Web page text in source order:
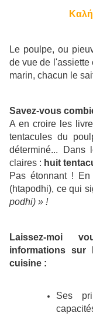
Le poulpe, ou
de vue de l'assiette
marin, chacun le
Savez-vous
A en croire les
tentacules du
déterminé... Dans
claires : huit
Pas étonnant !
(htapodhi), ce qui
podhi) » !
Laissez-moi
informations sur
cuisine :
Ses